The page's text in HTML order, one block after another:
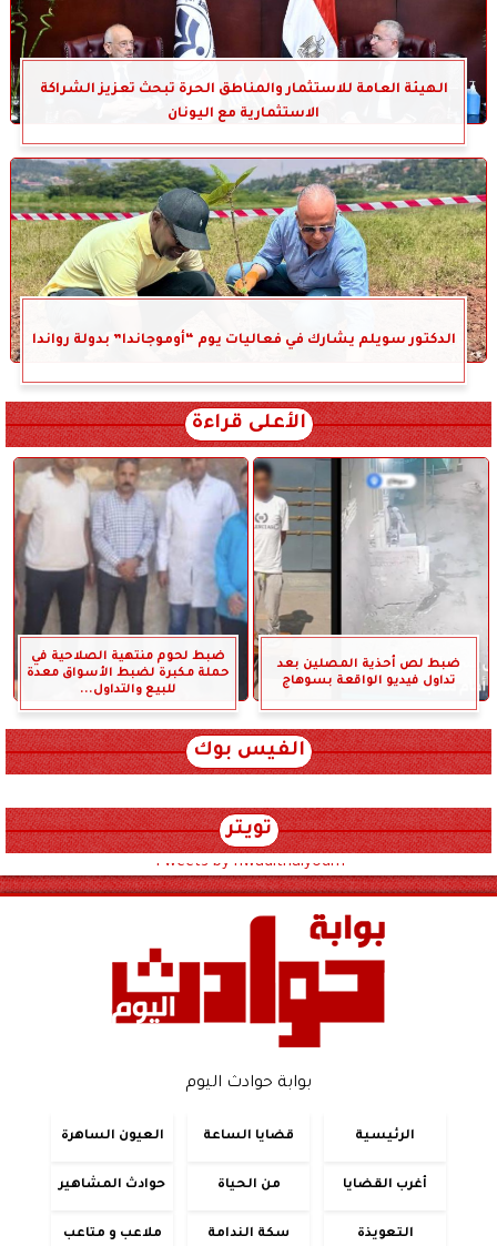
الهيئة العامة للاستثمار والمناطق الحرة تبحث تعزيز الشراكة
الاستثمارية مع اليونان
الدكتور سويلم يشارك في فعاليات يوم “أوموجاندا” بدولة رواندا
الأعلى قراءة
ضبط لص أحذية المصلين بعد
تداول فيديو الواقعة بسوهاج
ضبط لحوم منتهية الصلاحية في
حملة مكبرة لضبط الأسواق معدة
للبيع والتداول...
الفيس بوك
تويتر
Tweets by hwadithalyoum
بوابة حوادث اليوم
الرئيسية قضايا الساعة العيون الساهرة
أغرب القضايا من الحياة حوادث المشاهير
التعويذة سكة الندامة ملاعب و متاعب